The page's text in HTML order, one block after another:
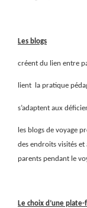
Les blogs
créent du lien entre
lient la pratique
s’adaptent aux
les blogs de voyage
des endroits visités
parents pendant le
Le choix d’une